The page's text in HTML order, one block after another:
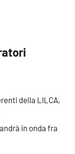
della LILCA,
in onda fra